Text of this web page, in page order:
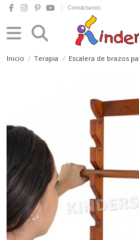
Contáctanos
Inicio Terapia Escalera de brazos